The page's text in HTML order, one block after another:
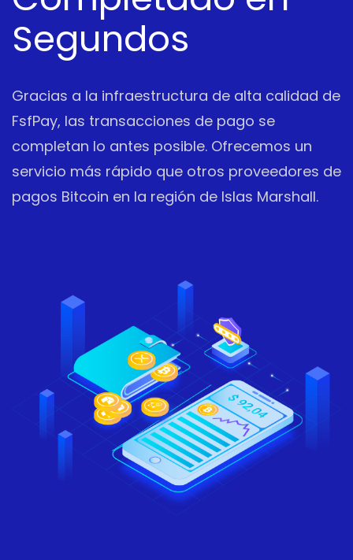
Segundos
Gracias a la infraestructura de alta calidad de
FsfPay, las transacciones de pago se
completan lo antes posible. Ofrecemos un
servicio más rápido que otros proveedores de
pagos Bitcoin en la región de Islas Marshall.